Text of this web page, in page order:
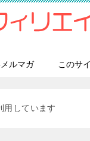
ルマガ このサ
用しています